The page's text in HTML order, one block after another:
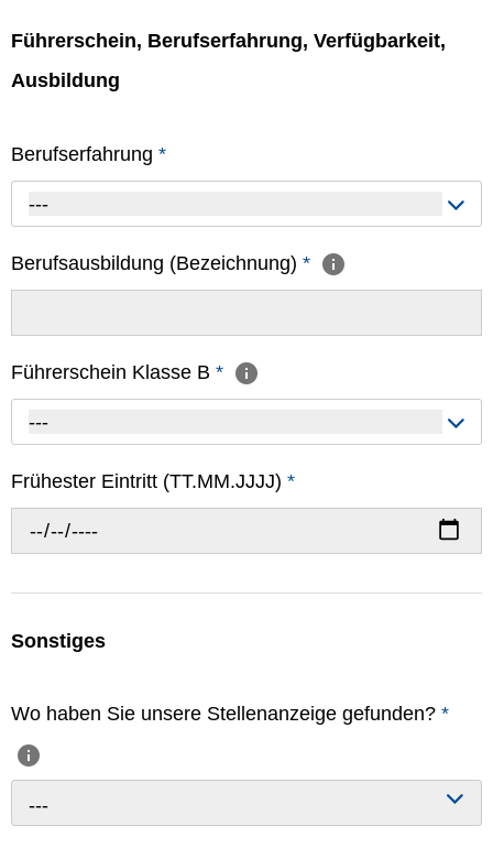
Führerschein, Berufserfahrung, Verfügbarkeit,
Ausbildung
Berufserfahrung *
---
Berufsausbildung (Bezeichnung) *
Führerschein Klasse B *
---
Frühester Eintritt (TT.MM.JJJJ) *
Sonstiges
Wo haben Sie unsere Stellenanzeige gefunden? *
---